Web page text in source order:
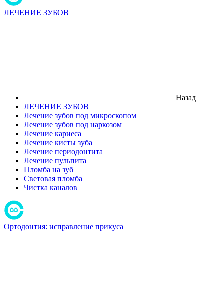
ЛЕЧЕНИЕ ЗУБОВ
Назад
ЛЕЧЕНИЕ ЗУБОВ
Лечение зубов под микроскопом
Лечение зубов под наркозом
Лечение кариеса
Лечение кисты зуба
Лечение периодонтита
Лечение пульпита
Пломба на зуб
Световая пломба
Чистка каналов
Ортодонтия: исправление прикуса